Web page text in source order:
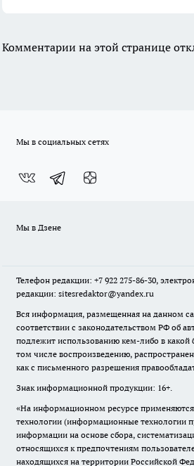
Комментарии на этой странице
Мы в социальных сетях
Мы в Дзене
Телефон редакции: +7 922 275-86-30,
редакции: sitesredaktor@yandex.ru
Вся информация, размещенная на данном
соответствии с законодательством РФ об
подлежит использованию кем-либо в
том числе воспроизведению,
как с письменного разрешения
Знак информационной продукции: 16+.
«На информационном ресурсе
технологии (информационные технологии
информации на основе сбора,
относящихся к предпочтениям
находящихся на территории Российской